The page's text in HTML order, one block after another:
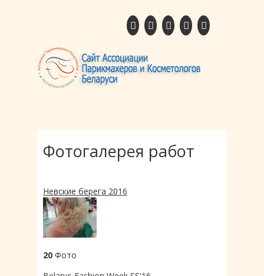
Фотогалерея работ
Невские берега 2016
20 Фото